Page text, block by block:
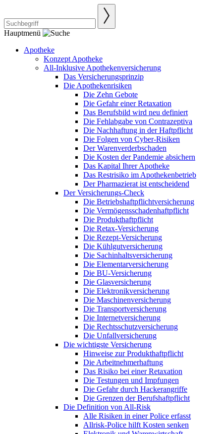
Hauptmenü
Apotheke
Konzept Apotheke
All-Inklusive Apothekenversicherung
Das Versicherungsprinzip
Die Apothekenrisiken
Die Zehn Gebote
Die Gefahr einer Retaxation
Das Berufsbild wird neu definiert
Die Fehlabgabe von Contrazeptiva
Die Nachhaftung in der Haftpflicht
Die Folgen von Cyber-Risiken
Der Warenverderbschaden
Die Kosten der Pandemie absichern
Das Kapital Ihrer Apotheke
Das Restrisiko im Apothekenbetrieb
Der Pharmazierat ist entscheidend
Der Versicherungs-Check
Die Betriebshaftpflichtversicherung
Die Vermögensschadenhaftpflicht
Die Produkthaftpflicht
Die Retax-Versicherung
Die Rezept-Versicherung
Die Kühlgutversicherung
Die Sachinhaltsversicherung
Die Elementarversicherung
Die BU-Versicherung
Die Glasversicherung
Die Elektronikversicherung
Die Maschinenversicherung
Die Transportversicherung
Die Internetversicherung
Die Rechtsschutzversicherung
Die Unfallversicherung
Die wichtigste Versicherung
Hinweise zur Produkthaftpflicht
Die Arbeitnehmerhaftung
Das Risiko bei einer Retaxation
Die Testungen und Impfungen
Die Gefahr durch Hackerangriffe
Die Grenzen der Berufshaftpflicht
Die Definition von All-Risk
Alle Risiken in einer Police erfasst
Allrisk-Police hilft Kosten senken